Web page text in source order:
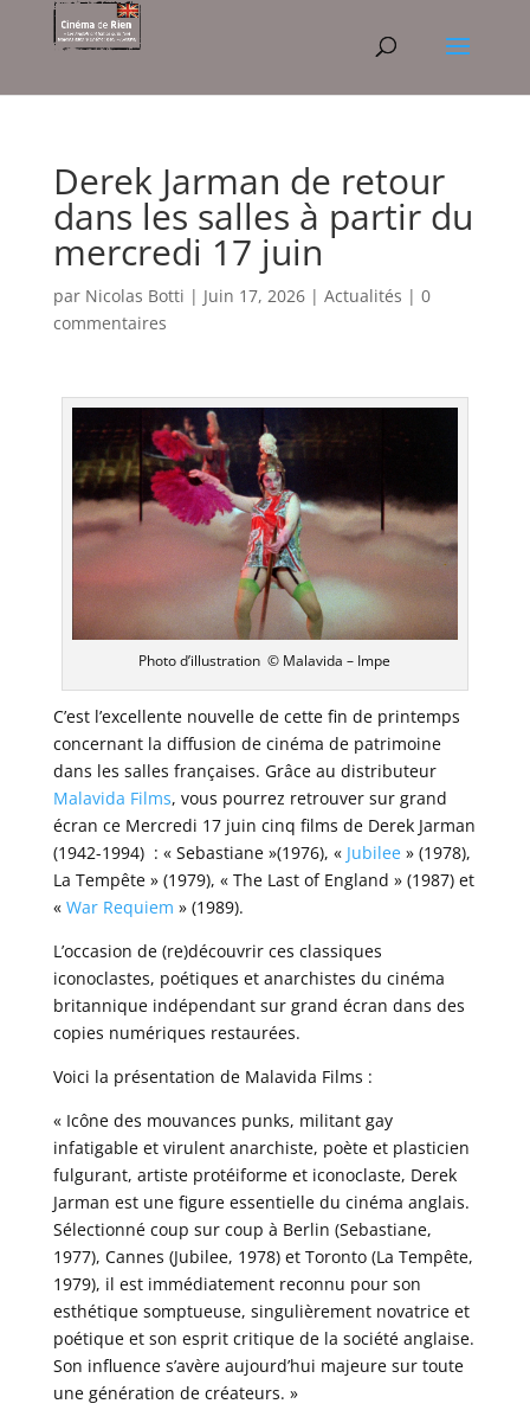
Derek Jarman de retour
dans les salles à partir du
mercredi 17 juin
par Nicolas Botti | Juin 17, 2026| Actualités | 0
commentaires
Photo d’illustration © Malavida – Impe
C’est l’excellente nouvelle de cette fin de printemps
concernant la diffusion de cinéma de patrimoine
dans les salles françaises. Grâce au distributeur
Malavida Films, vous pourrez retrouver sur grand
écran ce Mercredi 17 juin cinq films de Derek Jarman
(1942-1994) : « Sebastiane »(1976), « Jubilee» (1978),
La Tempête » (1979), « The Last of England » (1987) et
« War Requiem » (1989).
L’occasion de (re)découvrir ces classiques
iconoclastes, poétiques et anarchistes du cinéma
britannique indépendant sur grand écran dans des
copies numériques restaurées.
Voici la présentation de Malavida Films :
« Icône des mouvances punks, militant gay
infatigable et virulent anarchiste, poète et plasticien
fulgurant, artiste protéiforme et iconoclaste, Derek
Jarman est une figure essentielle du cinéma anglais.
Sélectionné coup sur coup à Berlin (Sebastiane,
1977), Cannes (Jubilee, 1978) et Toronto (La Tempête,
1979), il est immédiatement reconnu pour son
esthétique somptueuse, singulièrement novatrice et
poétique et son esprit critique de la société anglaise.
Son influence s’avère aujourd’hui majeure sur toute
une génération de créateurs. »